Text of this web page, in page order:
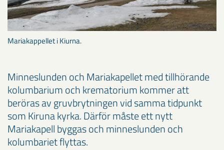
Mariakappellet i Kiurna.
Minneslunden och Mariakapellet med tillhörande
kolumbarium och krematorium kommer att
beröras av gruvbrytningen vid samma tidpunkt
som Kiruna kyrka. Därför måste ett nytt
Mariakapell byggas och minneslunden och
kolumbariet flyttas.